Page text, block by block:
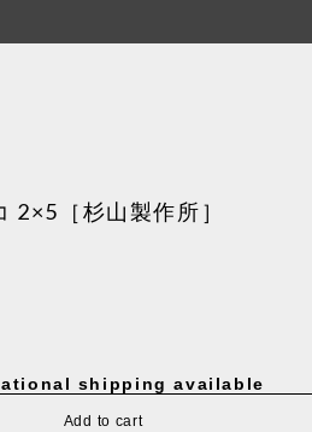
2×5［杉山製作所］
shipping available
Add to cart